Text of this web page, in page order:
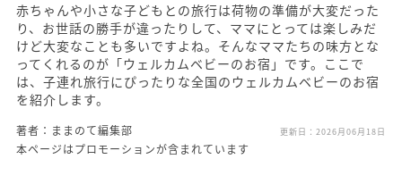
赤ちゃんや小さな子どもとの旅行は荷物の準備が大変だった
り、お世話の勝手が違ったりして、ママにとっては楽しみだ
けど大変なことも多いですよね。そんなママたちの味方とな
ってくれるのが「ウェルカムベビーのお宿」です。ここで
は、子連れ旅行にぴったりな全国のウェルカムベビーのお宿
を紹介します。
著者：ままのて編集部 更新日： 2026月06月18日
本ページはプロモーションが含まれています